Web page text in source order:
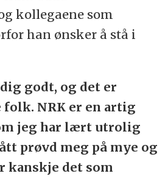
kollegaene som
han ønsker å stå i
godt, og det er
NRK er en artig
jeg har lært utrolig
prøvd meg på mye og
det som